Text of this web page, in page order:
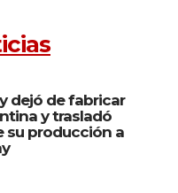
dejó de fabricar
y trasladó
su producción a